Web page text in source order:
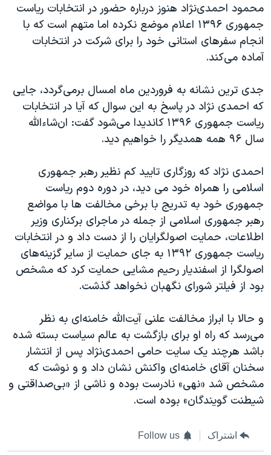
محمود احمدی‌نژاد هنوز درباره حضور در انتخابات ریاست
جمهوری ۱۳۹۶ اعلام موضع نکرده اما متهم است که با
انجام سفرهای استانی خود را برای شرکت در انتخابات
آماده می‌کند.
جدی ترین نشانه به فروردین ماه امسال برمی‌گردد، جایی
که احمدی نژاد در پاسخ به این سوال که آیا در انتخابات
ریاست جمهوری ۱۳۹۶ کاندیدا می‌شود گفت: ان‌شاءالله
سال ۹۶ همه همدیگر را خواهیم دید.
احمدی نژاد که روزگاری تایید کم نظیر رهبر جمهوری
اسلامی را همراه خود می دید، در دوره دوم ریاست
جمهوری خود به تدریج با برخی مخالفت ها با مواضع
رهبر جمهوری اسلامی از جمله در ماجرای برکناری وزیر
اطلاعات، حمایت اصولگرایان را از دست داد و در انتخابات
ریاست جمهوری ۱۳۹۲ به جای حمایت از سایر گزینه‌های
اصولگرا از اسفندیار رحیم مشایی حمایت کرد که مشخص
بود از فیلتر شورای نگهبان نخواهد گذشت.
و حالا با ابراز مخالفت علنی آیت‌الله خامنه‌ای به نظر
می‌رسد که راه او برای بازگشت به عالم سیاست بسته شده
باشد هرچند یک سایت حامی احمدی‌نژاد پس از انتشار
سخنان آقای خامنه‌ای واکنش نشان داد و و نوشت که
مشخص شد «نهی» نادرست بوده و ناشی از «بی‌صداقتی و
شیطنت گویندگان» بوده است.
اشتراک Follow us